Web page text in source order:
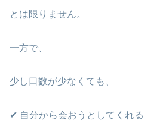
とは限りません。
一方で、
少し口数が少なくても、
✔ 自分から会おうとしてくれる